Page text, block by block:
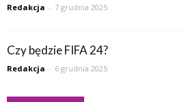
Redakcja - 7 grudnia 2025
Czy będzie FIFA 24?
Redakcja - 6 grudnia 2025